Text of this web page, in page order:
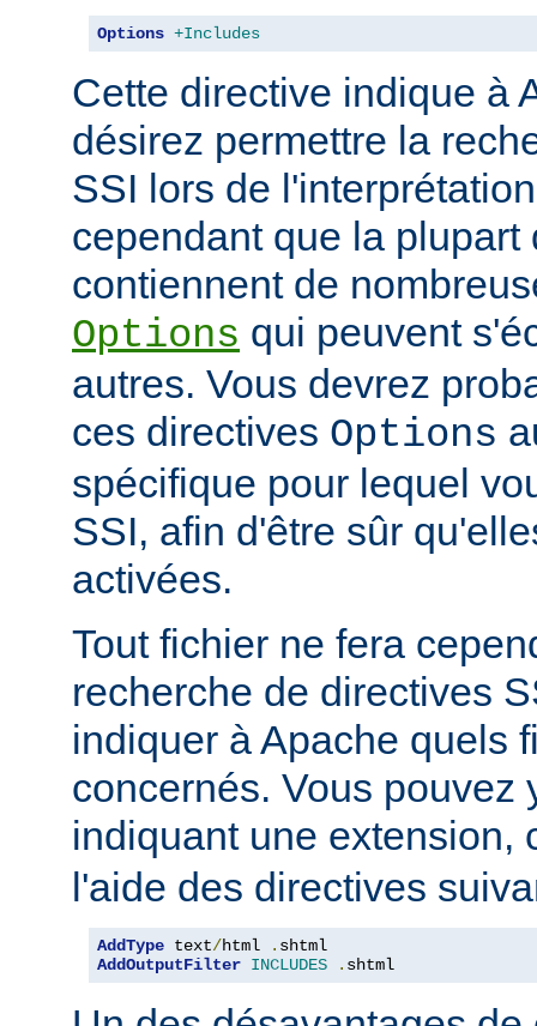
Options +Includes
Cette directive indique à
désirez permettre la
SSI lors de
cependant que la
contiennent de
Options qui peuvent
autres. Vous devrez
ces directives Options
spécifique pour lequel
SSI, afin d'être sûr
activées.
Tout fichier ne fera
recherche de directives
indiquer à Apache quels
concernés. Vous pouvez
indiquant une extension,
l'aide des directives
AddType text/html .
AddOutputFilter INCLUDES . shtml